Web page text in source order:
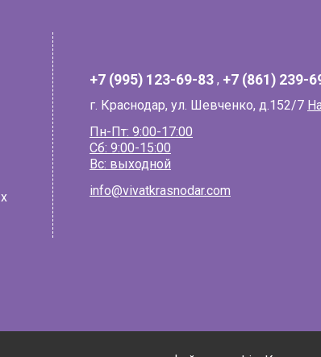
+7 (995) 123-69-83 , +7 (861) 239-
г. Краснодар, ул. Шевченко, д.152/7
Пн-Пт: 9:00-17:00
Сб: 9:00-15:00
Вс: выходной
info@vivatkrasnodar.com